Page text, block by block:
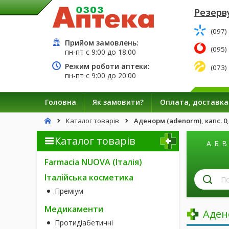
Прийом замовлень:
пн-пт с9:00 до 18:00
Режим роботи аптеки:
пн-пт с9:00 до 20:00
(097)
(095)
(073)
Головна Як замовити? Оплата, доставка
Каталог товарів Аденорм (adenorm), капс.
Каталог товарів
Farmacia NUOVA (Італія)
Італійська косметика
Преміум
Медикаменти
Протидіабетичні
А Б В
за